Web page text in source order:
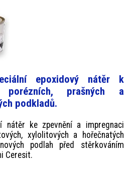
epoxidový nátěr k
porézních, prašných a
podkladů.
nátěr ke zpevnění a impregnaci
xylolitových a hořečnatých
podlah před stěrkováním
Ceresit.